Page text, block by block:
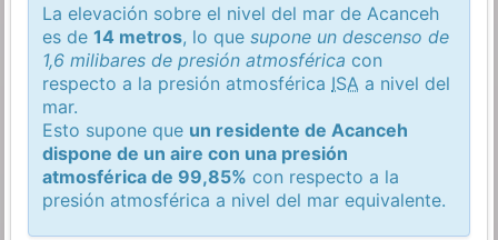
La elevación sobre el nivel del mar de Acanceh
es de14 metros, lo quesupone un descenso de
1,6 milibares de presión atmosférica con
respecto a la presión atmosférica ISA a nivel del
mar.
Esto supone que un residente de Acanceh
dispone de un aire con una presión
atmosférica de 99,85% con respecto a la
presión atmosférica a nivel del mar equivalente.